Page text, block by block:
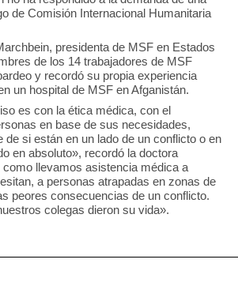
de Comisión Internacional Humanitaria
presidenta de MSF en Estados
de los 14 trabajadores de MSF
y recordó su propia experiencia
un hospital de MSF en Afganistán.
es con la ética médica, con el
en base de sus necesidades,
de si están en un lado de un conflicto o en
en absoluto», recordó la doctora
llevamos asistencia médica a
a personas atrapadas en zonas de
peores consecuencias de un conflicto.
colegas dieron su vida».